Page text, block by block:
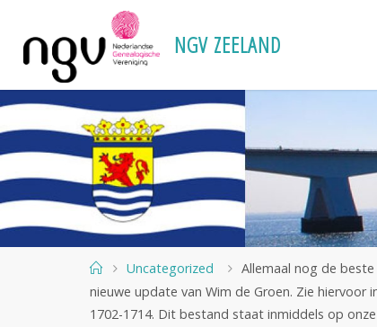
naar
inhoud
NGV ZEELAND
HomeUncategorized
Allemaal nog de
nieuwe update van Wim de Groen. Zie
1702-1714. Dit bestand staat inmiddels op